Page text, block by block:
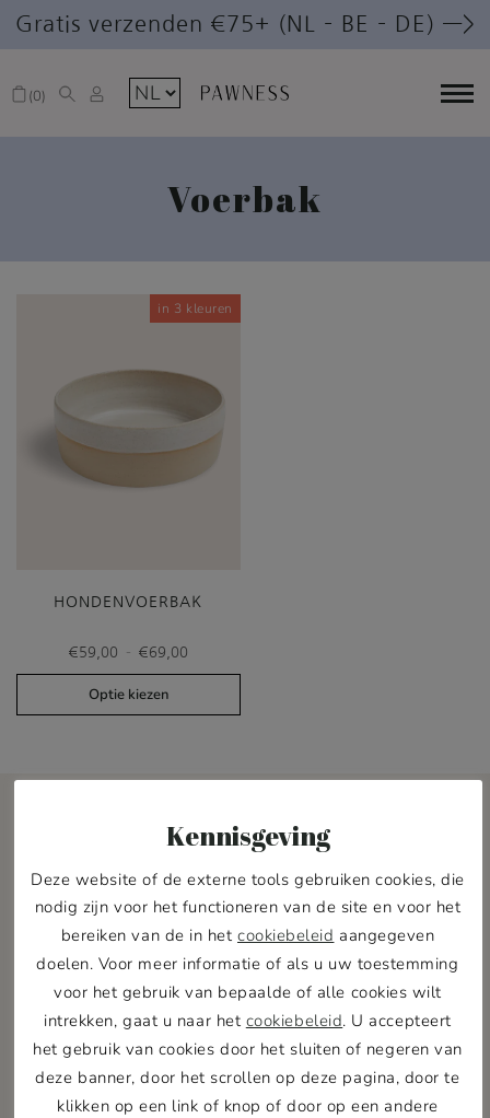
Gratis verzenden €75+ (NL – BE – DE) —>
0
Voerbak
HONDENVOERBAK
€59,00 - €69,00
€59,00
€69,00
Optie kiezen
in 3 kleuren
Pawness Pack
Word lid van de Pawness Pack en ontvang
10% korting op je eerste bestelling.
Kennisgeving
Deze website of de externe tools gebruiken cookies, die
nodig zijn voor het functioneren van de site en voor het
bereiken van de in het cookiebeleid aangegeven
doelen. Voor meer informatie of als u uw toestemming
voor het gebruik van bepaalde of alle cookies wilt
intrekken, gaat u naar het cookiebeleid. U accepteert
het gebruik van cookies door het sluiten of negeren van
deze banner, door het scrollen op deze pagina, door te
klikken op een link of knop of door op een andere